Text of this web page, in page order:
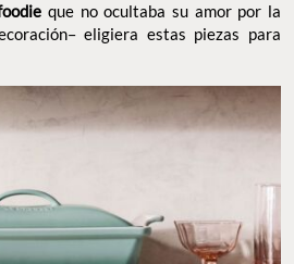
que no ocultaba su amor por la
eligiera estas piezas para